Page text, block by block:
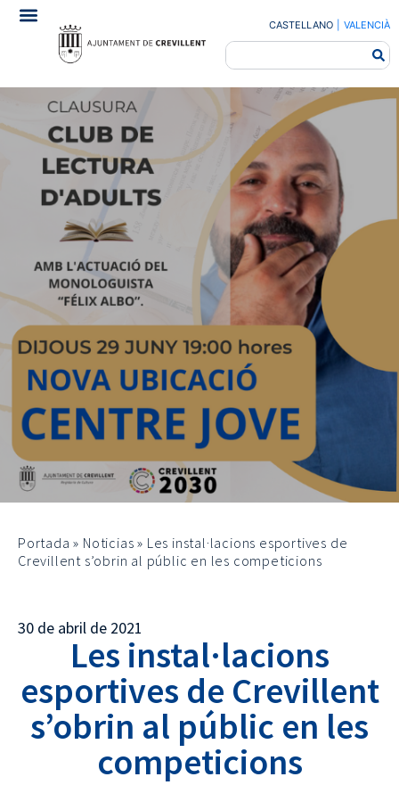
CASTELLANO VALENCIÀ
Portada » Noticias » Les instal·lacions esportives de
Crevillent s’obrin al públic en les competicions
30 de abril de 2021
Les instal·lacions
esportives de Crevillent
s’obrin al públic en les
competicions